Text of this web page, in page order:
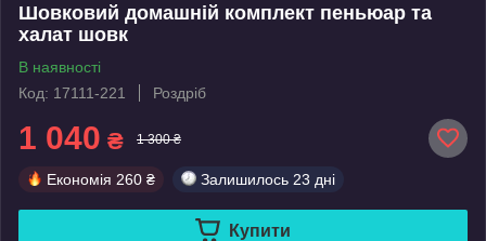
Шовковий домашній комплект пеньюар та
халат шовк
В наявності
Код: 17111-221
Роздріб
1 040 ₴ 1 300 ₴
Економія 260 ₴ Залишилось 23 дні
Купити